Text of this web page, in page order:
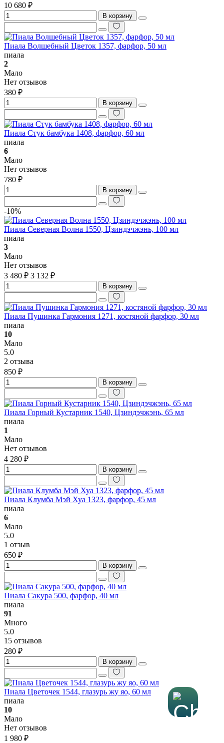
10 680 ₽
В корзину
Пиала Волшебный Цветок 1357, фарфор, 50 мл
пиала
2
Мало
Нет отзывов
380 ₽
В корзину
Пиала Стук бамбука 1408, фарфор, 60 мл
пиала
6
Мало
Нет отзывов
780 ₽
В корзину
-10%
Пиала Северная Волна 1550, Цзиндэчжэнь, 100 мл
пиала
3
Мало
Нет отзывов
3 480 ₽ 3 132 ₽
В корзину
Пиала Пушинка Гармония 1271, костяной фарфор, 30 мл
пиала
10
Мало
5.0
2 отзыва
850 ₽
В корзину
Пиала Горный Кустарник 1540, Цзиндэчжэнь, 65 мл
пиала
1
Мало
Нет отзывов
4 280 ₽
В корзину
Пиала Клумба Мэй Хуа 1323, фарфор, 45 мл
пиала
6
Мало
5.0
1 отзыв
650 ₽
В корзину
Пиала Сакура 500, фарфор, 40 мл
пиала
91
Много
5.0
15 отзывов
280 ₽
В корзину
Пиала Цветочек 1544, глазурь жу яо, 60 мл
пиала
10
Мало
Нет отзывов
1 980 ₽